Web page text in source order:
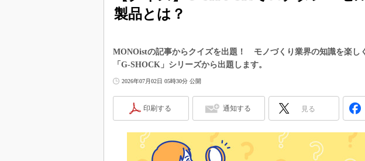
TECHNO-
日本ものづくり
AUTOMOTIVE
産業オープンネ
フィ
組み
車載
3Dプ
製品とは？
MONOistの記事からクイズを出題！ モノづくり業界の知識を楽し
「G-SHOCK」シリーズから出題します。
2026年07月02日 05時30分 公開
印刷する 通知する 見る